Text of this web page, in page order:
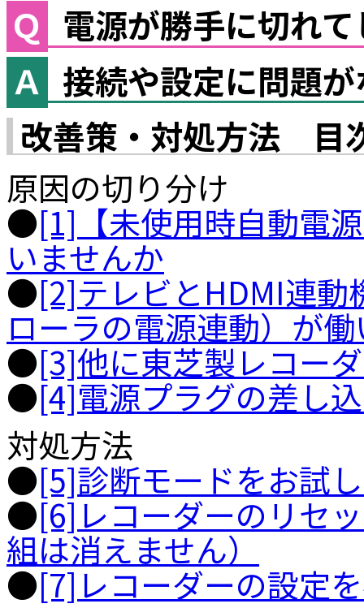
電源が勝手に切れ
接続や設定に問題
改善策・対処方法 目
原因の切り分け
●[1]【未使用時自動電
いませんか
●[2]テレビとHDMI連動
ローラの電源連動）が
●[3]他に東芝製レコー
●[4]電源プラグの差し
対処方法
●[5]診断モードをお試
●[6]レコーダーのリセ
組は消えません）
●[7]レコーダーの設定